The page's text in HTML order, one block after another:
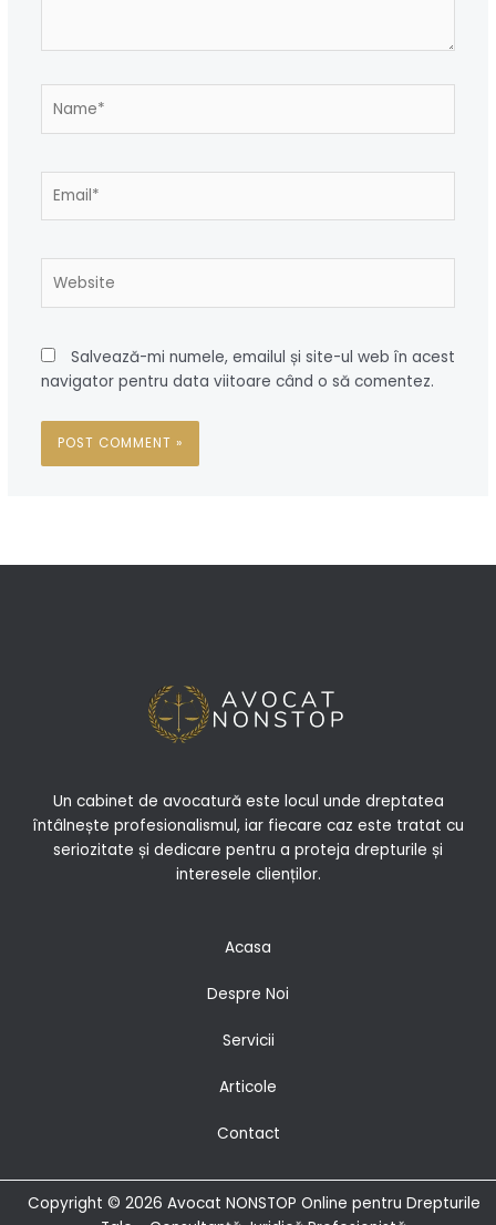
Salvează-mi numele, emailul și site-ul web în acest
navigator pentru data viitoare când o să comentez.
Un cabinet de avocatură este locul unde dreptatea
întâlnește profesionalismul, iar fiecare caz este tratat cu
seriozitate și dedicare pentru a proteja drepturile și
interesele clienților.
Acasa
Despre Noi
Servicii
Articole
Contact
Copyright © 2026 Avocat NONSTOP Online pentru Drepturile